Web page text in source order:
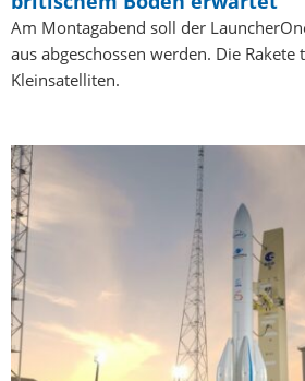
Am Montagabend soll der
aus abgeschossen werden. Die
Kleinsatelliten.